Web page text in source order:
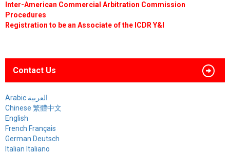
Inter-American Commercial Arbitration Commission
Procedures
Registration to be an Associate of the ICDR Y&I
Contact Us
Arabic العربية
Chinese 繁體中文
English
French Français
German Deutsch
Italian Italiano